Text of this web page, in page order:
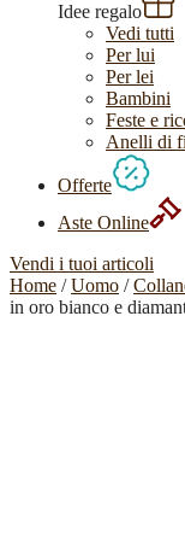
Idee regalo
Vedi tutti
Per lui
Per lei
Bambini
Feste e
Anelli di
Offerte
Aste Online
Vendi i tuoi articoli
Home /Uomo /
in oro bianco e